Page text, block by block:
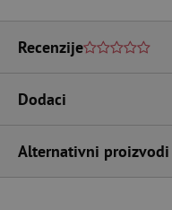
Recenzije
Dodaci
Alternativni proizvodi